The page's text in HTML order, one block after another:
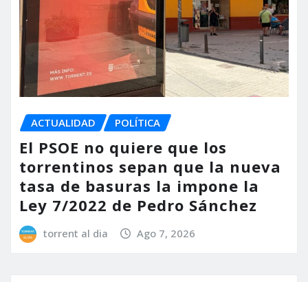
ACTUALIDAD POLÍTICA
El PSOE no quiere que los
torrentinos sepan que la nueva
tasa de basuras la impone la
Ley 7/2022 de Pedro Sánchez
torrent al dia Ago 7, 2026